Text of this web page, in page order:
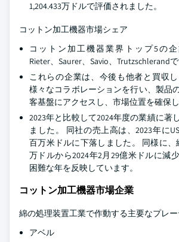
1,204.433万ドルで評価されました。
コットン加工機器市場シェア
コットン加工機器業界トップ5の企
Rieter、Saurer、Savio、Trutzschlerandで
これらの企業は、今後も他者と買収し
様々なコラボレーションを行い、製品
客基盤にアクセスし、市場位置を確保し
2023年と比較して2024年度の業績に著
ました。 同社の売上高は、2023年に
百万米ドルに下落しました。 同様に、
万ドルから2024年2月29億米ドルに減
困難な年を反映しています。
コットン加工機器市場企業
綿の処理装置工業で作動する主要なプレ
アベル